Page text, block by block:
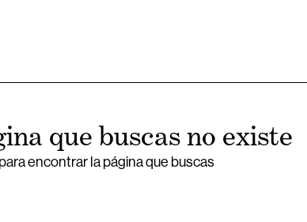
que buscas no existe
encontrar la página que buscas